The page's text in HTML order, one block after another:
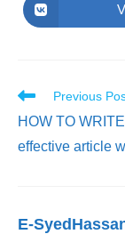
in
Read
articles
Previous
HOW TO
effective article
E-